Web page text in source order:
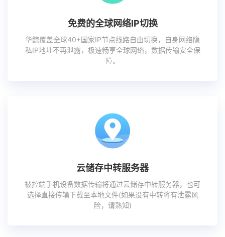
免费的全球网络IP切换
华鲸覆盖全球40+国家IP节点线路自由切换，自身网络隐
私IP地址不再泄露，极速畅享全球网络，数据传输安全保
障。
云储存中转服务器
被控端手机设备数据传输将通过云储存中转服务器，也可
选择直接传输下载至本地文件(如果没有中转将有泄露风
险，请熟知)